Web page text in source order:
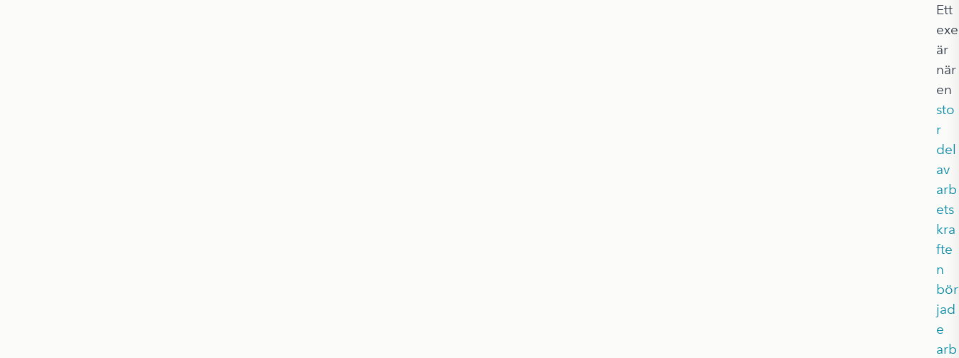
Ett
är
när
en
sto
r
del
av
arb
ets
kra
fte
n
bör
jad
e
arb